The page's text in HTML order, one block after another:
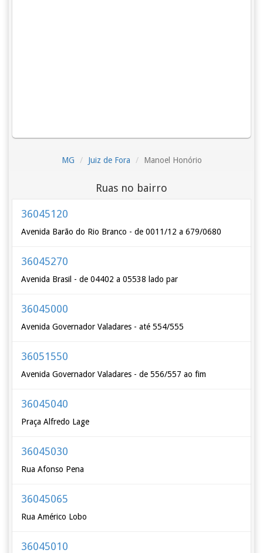
MG Juiz de Fora Manoel Honório
Ruas no bairro
36045120
Avenida Barão do Rio Branco - de 0011/12 a 679/0680
36045270
Avenida Brasil - de 04402 a 05538 lado par
36045000
Avenida Governador Valadares - até 554/555
36051550
Avenida Governador Valadares - de 556/557 ao fim
36045040
Praça Alfredo Lage
36045030
Rua Afonso Pena
36045065
Rua Américo Lobo
36045010